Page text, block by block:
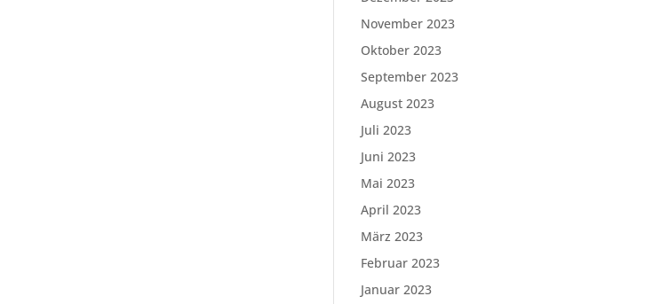
November 2023
Oktober 2023
September 2023
August 2023
Juli 2023
Juni 2023
Mai 2023
April 2023
März 2023
Februar 2023
Januar 2023